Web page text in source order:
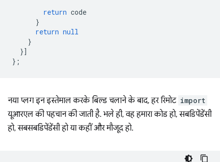
return code
}
return null
}
}]
};
नया प्लग इन इस्तेमाल करके बिल्ड चलाने के बाद, हर रिमोट import
यूआरएल की पहचान की जाती है. भले ही, वह हमारा कोड हो, सबडिपेंडेंसी
हो, सबसबडिपेंडेंसी हो या कहीं और मौजूद हो.